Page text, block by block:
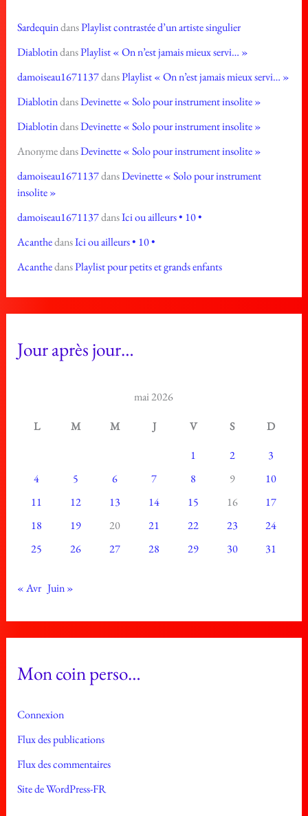
SardequindansPlaylist contrastée d’un artiste singulier
DiablotindansPlaylist « On n’est jamais mieux servi… »
damoiseau1671137dansPlaylist « On n’est jamais mieux servi… »
DiablotindansDevinette « Solo pour instrument insolite »
DiablotindansDevinette « Solo pour instrument insolite »
AnonymedansDevinette « Solo pour instrument insolite »
damoiseau1671137dansDevinette « Solo pour instrument
insolite »
damoiseau1671137dansIci ou ailleurs • 10 •
AcanthedansIci ou ailleurs • 10 •
AcanthedansPlaylist pour petits et grands enfants
Jour après jour…
mai 2026
L M M J V S
D
1
2
3
4
5 6 7 8 9
10
11
12 13 14 15 16
17
18
19 20 21 22 23
24
25
26 27 28 29 30 31
« Avr Juin »
Mon coin perso…
Connexion
Flux des publications
Flux des commentaires
Site de WordPress-FR